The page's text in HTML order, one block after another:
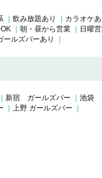
飲み放題あり カラオケあ
朝・昼から営業
日曜
ールズバーあり
新宿 ガールズバー
池袋
上野 ガールズバー